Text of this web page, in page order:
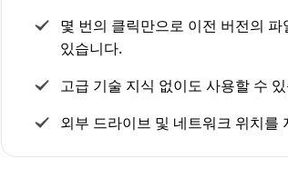
몇 번의 클릭만으로 이전 버전의 파
있습니다.
고급 기술 지식 없이도 사용할 수
외부 드라이브 및 네트워크 위치를